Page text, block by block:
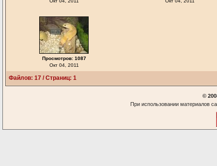
Просмотров: 1087
Окт 04, 2011
Файлов: 17 / Страниц: 1
©
При использовании материалов